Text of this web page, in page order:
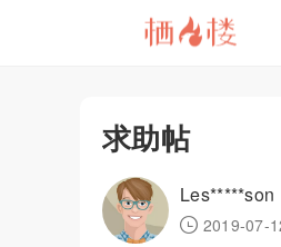
求助帖
Les*****son
2019-07-